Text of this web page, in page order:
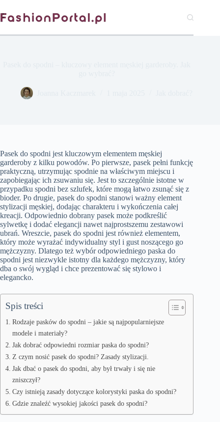
do
treści
Pasek do spodni jest kluczowym elementem męskiej
garderoby z kilku powodów. Po pierwsze, pasek pełni funkcję
praktyczną, utrzymując spodnie na właściwym miejscu i
zapobiegając ich zsuwaniu się. Jest to szczególnie istotne w
przypadku spodni bez szlufek, które mogą łatwo zsunąć się z
bioder. Po drugie, pasek do spodni stanowi ważny element
stylizacji męskiej, dodając charakteru i wykończenia całej
kreacji. Odpowiednio dobrany pasek może podkreślić
sylwetkę i dodać elegancji nawet najprostszemu zestawowi
ubrań. Wreszcie, pasek do spodni jest również elementem,
który może wyrażać indywidualny styl i gust noszącego go
mężczyzny. Dlatego też wybór odpowiedniego paska do
spodni jest niezwykle istotny dla każdego mężczyzny, który
dba o swój wygląd i chce prezentować się stylowo i
elegancko.
Spis treści
Rodzaje pasków do spodni – jakie są najpopularniejsze
modele i materiały?
Jak dobrać odpowiedni rozmiar paska do spodni?
Z czym nosić pasek do spodni? Zasady stylizacji.
Jak dbać o pasek do spodni, aby był trwały i się nie
zniszczył?
Czy istnieją zasady dotyczące kolorystyki paska do spodni?
Gdzie znaleźć wysokiej jakości pasek do spodni?